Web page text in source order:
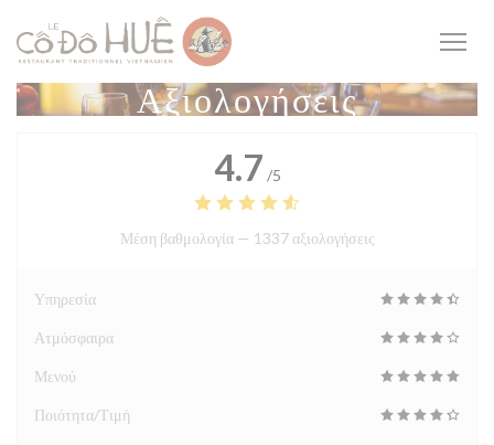
Πίνακας διαχείρισης "Μπισκότων" (Cookies)
Αξιολογήσεις
4.7 /5
Μέση βαθμολογία — 1337 αξιολογήσεις
Υπηρεσία
Ατμόσφαιρα
Μενού
Ποιότητα/Τιμή